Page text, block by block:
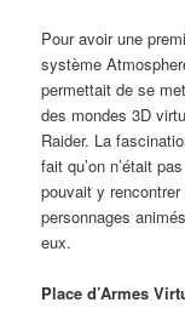
Pour avoir une
système
permettait de se
des mondes 3D
Raider. La
fait qu’on n’était
pouvait y rencontrer
personnages
eux.
Place d’Armes